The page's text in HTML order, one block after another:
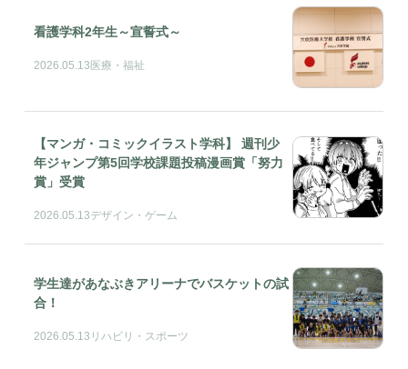
看護学科2年生～宣誓式～
2026.05.13 医療・福祉
【マンガ・コミックイラスト学科】 週刊少
年ジャンプ第5回学校課題投稿漫画賞「努力
賞」受賞
2026.05.13デザイン・ゲーム
学生達があなぶきアリーナでバスケットの試
合！
2026.05.13 リハビリ・スポーツ